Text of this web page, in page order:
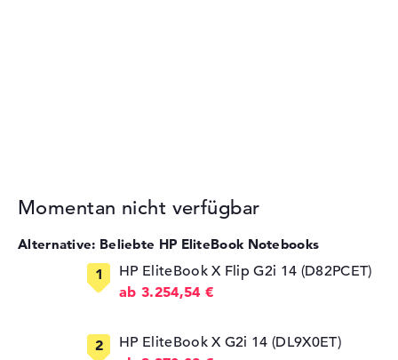
Momentan nicht verfügbar
Alternative: Beliebte HP EliteBook Notebooks
HP EliteBook X Flip G2i 14 (D82PCET)
ab 3.254,54 €
HP EliteBook X G2i 14 (DL9X0ET)